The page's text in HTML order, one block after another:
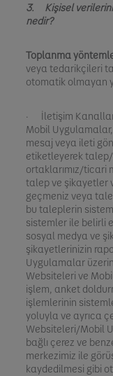
3. Kişisel
nedir?
Toplanma
veya tedarikçileri
otomatik olmayan
· İletişim
Mobil
mesaj veya ileti
etiketleyerek
ortaklarımız/ticari
talep ve şikayetler
geçmeniz veya
bu taleplerin
sistemler ile belirli
sosyal medya ve
şikayetlerinizin
Uygulamalar
Websiteleri ve
işlem, anket
işlemlerinin
yoluyla ve ayrıca
Websiteleri/Mobil
bağlı çerez ve
merkezimiz ile
kaydedilmesi gibi